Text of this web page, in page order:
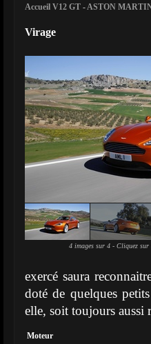
Accueil V12 GT -ASTON
Virage
4 images sur 4 - Cliquez sur
exercé saura
doté de quelques
elle, soit toujours aussi
Moteur